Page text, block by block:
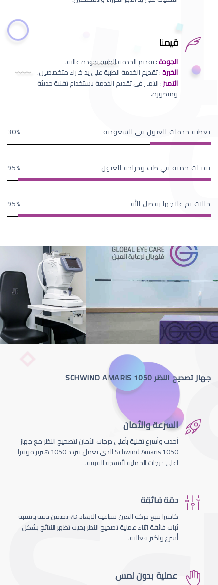
قيمنا
الجودة: تقديم الخدمة الطبية بجودة عالية.
الخبرة: تقديم الخدمة الطبية على يد خبراء متخصصين.
التميز: التميز في تقديم الخدمة باستخدام تقنية حديثة
ومتطورة.
تغطية خدمات العيون في السعودية 30
تقنيات حديثة في طب وجراحة العيون 95
حالات تم علاجها بفضل الله 95
جهاز تصحيح النظر SCHWIND AMARIS 1050
السرعة والأمان
أحدث وأسرع تقنية بأعلى درجات الأمان لتصحيج النظر مع جهاز
Schwind Amaris 1050 الذي يعمل بتردد 1050 هيرتز موفرا
اعلى درجات الحماية لأنسجة القرنية.
دقة فائقة
كاميرا تتبع حركة العين سباعية الابعاد 7D تضمن دقة ونسبة
ثبات فائقة اثناء عملية تصحيح النظر بحيث تظهر النتائج بشكل
أسرع واكثر فعالية.
عملية بدون لمس